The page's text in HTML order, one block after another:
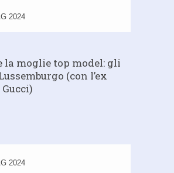
2024
la moglie top model: gli
(con l’ex
2024